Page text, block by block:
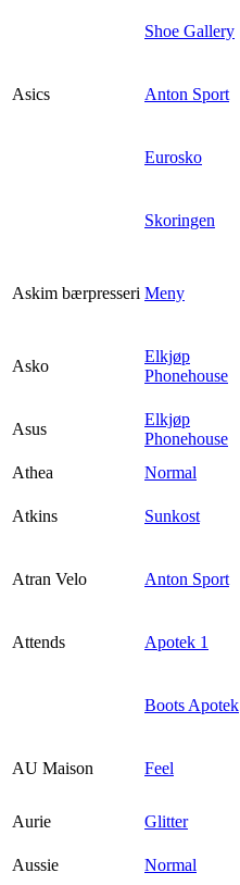
Shoe Gallery
Asics Anton Sport
Eurosko
Skoringen
Askim bærpresseri Meny
Asko
Elkjøp
Phonehouse
Asus
Elkjøp
Phonehouse
Athea
Normal
Atkins Sunkost
Atran Velo Anton Sport
Attends Apotek 1
Boots Apotek
AU Maison Feel
Aurie
Glitter
Aussie
Normal